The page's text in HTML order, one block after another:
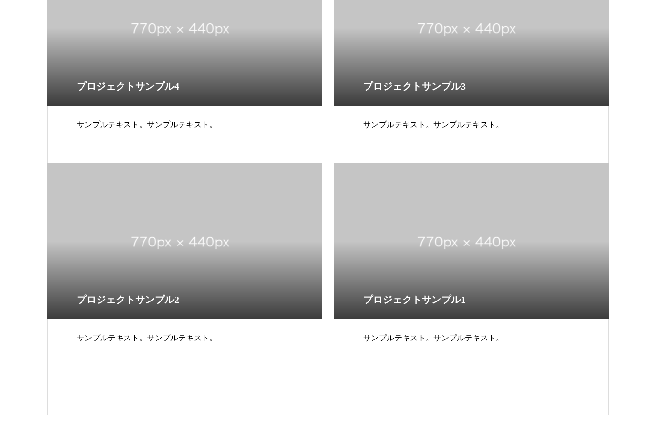
プロジェクトサンプル4
サンプルテキスト。サンプルテキスト。
プロジェクトサンプル3
サンプルテキスト。サンプルテキスト。
プロジェクトサンプル2
サンプルテキスト。サンプルテキスト。
プロジェクトサンプル1
サンプルテキスト。サンプルテキスト。